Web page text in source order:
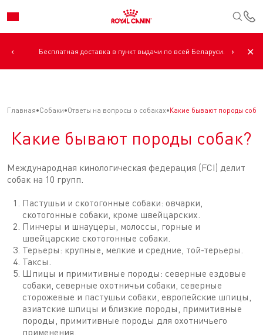
‹ Бесплатная доставка в пункт выдачи по всей Беларуси. › ✕
Главная Собаки Ответы на вопросы о собаках Какие бывают породы
Какие бывают породы собак?
Международная кинологическая федерация (FCI) делит
собак на 10 групп.
Пастушьи и скотогонные собаки: овчарки,
скотогонные собаки, кроме швейцарских.
Пинчеры и шнауцеры, молоссы, горные и
швейцарские скотогонные собаки.
Терьеры: крупные, мелкие и средние, той-терьеры.
Таксы.
Шпицы и примитивные породы: северные ездовые
собаки, северные охотничьи собаки, северные
сторожевые и пастушьи собаки, европейские шпицы,
азиатские шпицы и близкие породы, примитивные
породы, примитивные породы для охотничьего
применения.